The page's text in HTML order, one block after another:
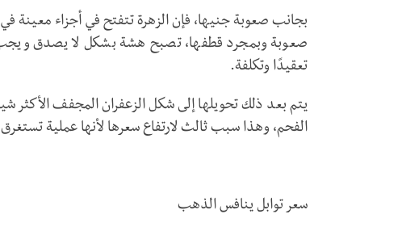
بجانب صعوبة جنيها، فإن الزهرة تتفتح في أجزاء معينة
صعوبة وبمجرد قطفها، تصبح هشة بشكل لا يصدق ويجب
تعقيدًا وتكلفة.
يتم بعد ذلك تحويلها إلى شكل الزعفران المجفف
الفحم، وهذا سبب ثالث لارتفاع سعرها لأنها عملية
سعر توابل ينافس الذهب